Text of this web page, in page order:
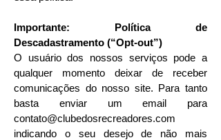
Importante: Política de
Descadastramento (“Opt-out”)
O usuário dos nossos serviços pode a
qualquer momento deixar de receber
comunicações do nosso site. Para tanto
basta enviar um email para
contato@clubedosrecreadores.com
indicando o seu desejo de não mais